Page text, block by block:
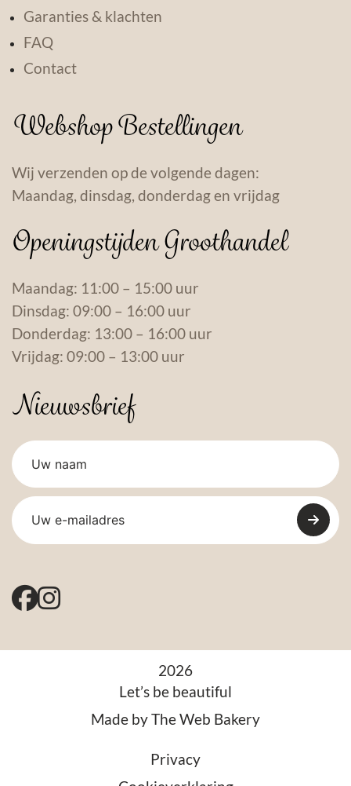
Garanties & klachten
FAQ
Contact
Webshop Bestellingen
Wij verzenden op de volgende dagen:
Maandag, dinsdag, donderdag en vrijdag
Openingstijden Groothandel
Maandag: 11:00 – 15:00 uur
Dinsdag: 09:00 – 16:00 uur
Donderdag: 13:00 – 16:00 uur
Vrijdag: 09:00 – 13:00 uur
Nieuwsbrief
2026
Let’s be beautiful
Made byThe Web Bakery
Privacy